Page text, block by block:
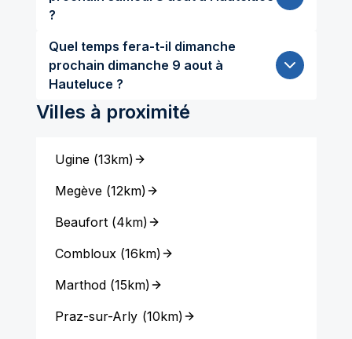
?
Quel temps fera-t-il dimanche
prochain dimanche 9 aout à
Hauteluce ?
Villes à proximité
Ugine(13km)
Megève(12km)
Beaufort(4km)
Combloux(16km)
Marthod(15km)
Praz-sur-Arly (10km)